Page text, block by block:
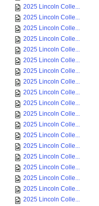
2025 Lincoln Colle...
2025 Lincoln Colle...
2025 Lincoln Colle...
2025 Lincoln Colle...
2025 Lincoln Colle...
2025 Lincoln Colle...
2025 Lincoln Colle...
2025 Lincoln Colle...
2025 Lincoln Colle...
2025 Lincoln Colle...
2025 Lincoln Colle...
2025 Lincoln Colle...
2025 Lincoln Colle...
2025 Lincoln Colle...
2025 Lincoln Colle...
2025 Lincoln Colle...
2025 Lincoln Colle...
2025 Lincoln Colle...
2025 Lincoln Colle...